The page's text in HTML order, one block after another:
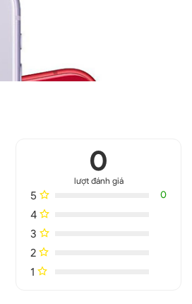
0
lượt đánh giá
5 0
4
3
2
1